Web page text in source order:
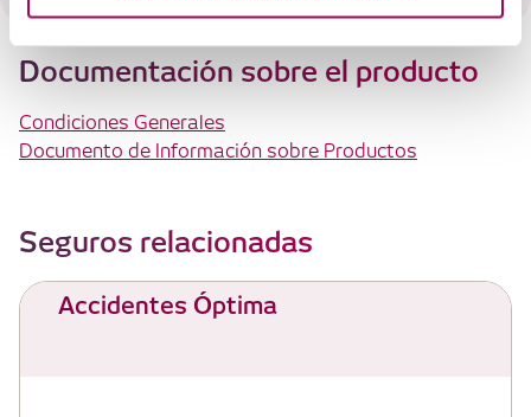
Documentación sobre el producto
Condiciones Generales
Documento de Información sobre Productos
Seguros relacionadas
Accidentes Óptima